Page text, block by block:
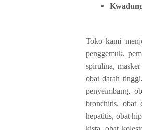
Toko kami
penggemuk,
spirulina,
obat darah
penyeimbang,
bronchitis, obat
hepatitis, obat